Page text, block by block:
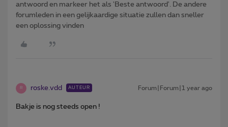
antwoord en markeer het als 'Beste antwoord'. De andere
forumleden in een gelijkaardige situatie zullen dan sneller
een oplossing vinden
R roske.vdd AUTEUR Forum|Forum|1 year ago
Bakje is nog steeds open !